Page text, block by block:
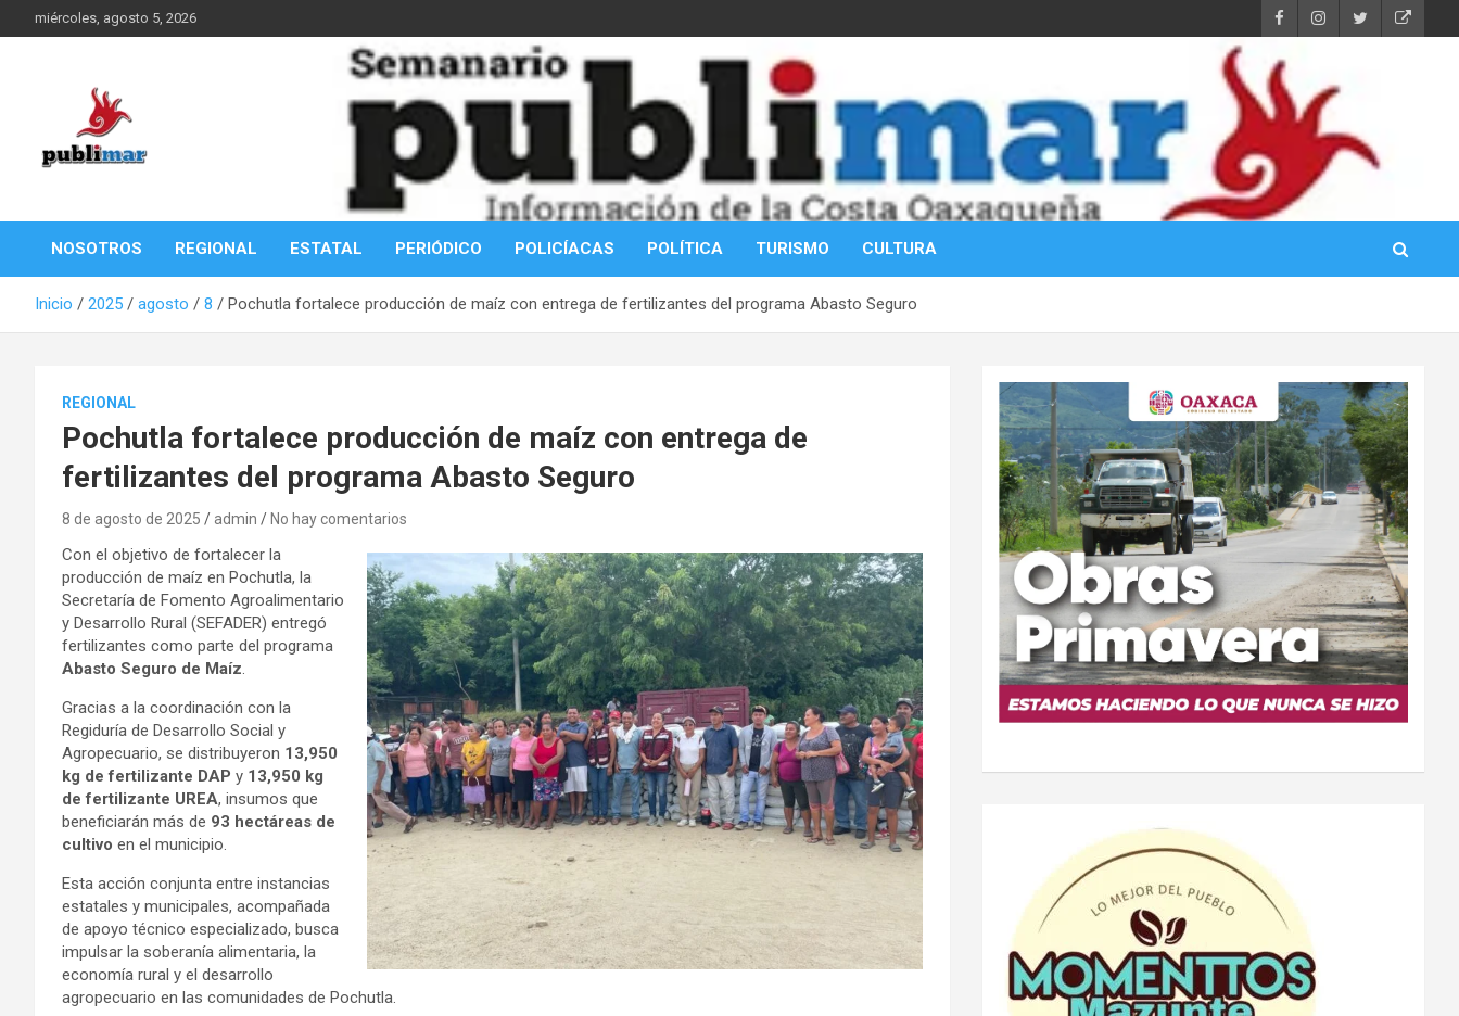
al
miércoles, agosto 5, 2026
PubliMar
NOSOTROS REGIONAL ESTATAL PERIÓDICO POLICÍACAS POLÍTICA TURISMO CULTURA
Inicio 2025 agosto 8 Pochutla fortalece producción de maíz con entrega de fertilizantes del programa Abasto Seguro
REGIONAL
Pochutla fortalece producción de maíz con entrega de
fertilizantes del programa Abasto Seguro
8 de agosto de 2025 admin No hay comentarios
Con el objetivo de fortalecer la
producción de maíz en Pochutla, la
Secretaría de Fomento Agroalimentario
y Desarrollo Rural (SEFADER) entregó
fertilizantes como parte del programa
Abasto Seguro de Maíz.
Gracias a la coordinación con la
Regiduría de Desarrollo Social y
Agropecuario, se distribuyeron 13,950
kg de fertilizante DAP y 13,950 kg
de fertilizante UREA, insumos que
beneficiarán más de 93 hectáreas de
cultivo en el municipio.
Esta acción conjunta entre instancias
estatales y municipales, acompañada
de apoyo técnico especializado, busca
impulsar la soberanía alimentaria, la
economía rural y el desarrollo
agropecuario en las comunidades de Pochutla.